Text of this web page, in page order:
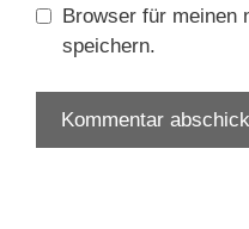
Browser für meinen
speichern.